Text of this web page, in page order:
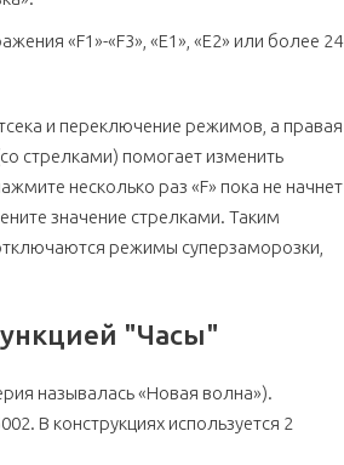
«F1»-«F3», «E1», «E2» или более 24
и переключение режимов, а правая
стрелками) помогает изменить
несколько раз «F» пока не начнет
значение стрелками. Таким
режимы суперзаморозки,
"Часы"
называлась «Новая волна»).
В конструкциях используется 2